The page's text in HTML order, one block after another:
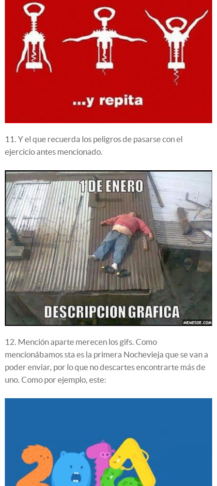
11. Y el que recuerda los peligros de pasarse con el
ejercicio antes mencionado.
12. Mención aparte merecen los gifs. Como
mencionábamos sta es la primera Nochevieja que se van a
poder enviar, por lo que no descartes encontrarte más de
uno. Como por ejemplo, este: